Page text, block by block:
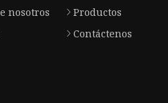
nosotros
Productos
Contáctenos